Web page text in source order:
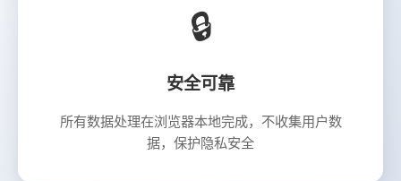
🔒
安全可靠
所有数据处理在浏览器本地完成，不收集用户数
据，保护隐私安全